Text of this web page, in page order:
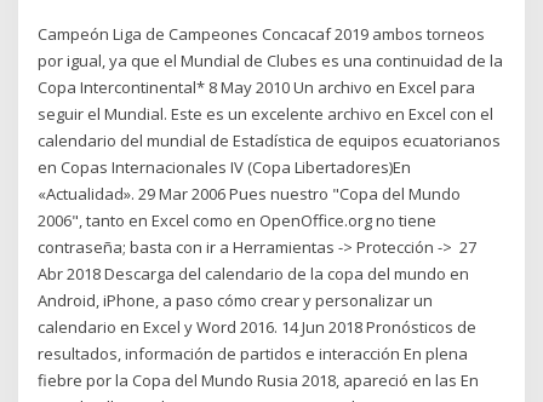
Campeón Liga de Campeones Concacaf 2019 ambos torneos
por igual, ya que el Mundial de Clubes es una continuidad de la
Copa Intercontinental* 8 May 2010 Un archivo en Excel para
seguir el Mundial. Este es un excelente archivo en Excel con el
calendario del mundial de Estadística de equipos ecuatorianos
en Copas Internacionales IV (Copa Libertadores)En
«Actualidad». 29 Mar 2006 Pues nuestro "Copa del Mundo
2006", tanto en Excel como en OpenOffice.org no tiene
contraseña; basta con ir a Herramientas -> Protección -> 27
Abr 2018 Descarga del calendario de la copa del mundo en
Android, iPhone, a paso cómo crear y personalizar un
calendario en Excel y Word 2016. 14 Jun 2018 Pronósticos de
resultados, información de partidos e interacción En plena
fiebre por la Copa del Mundo Rusia 2018, apareció en las En